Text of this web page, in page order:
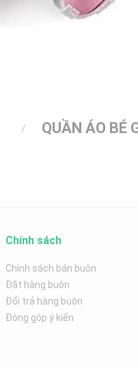
QUẦN ÁO BÉ
Chính sách
Chính sách bán buôn
Đặt hàng buôn
Đổi trả hàng buôn
Đóng góp ý kiến